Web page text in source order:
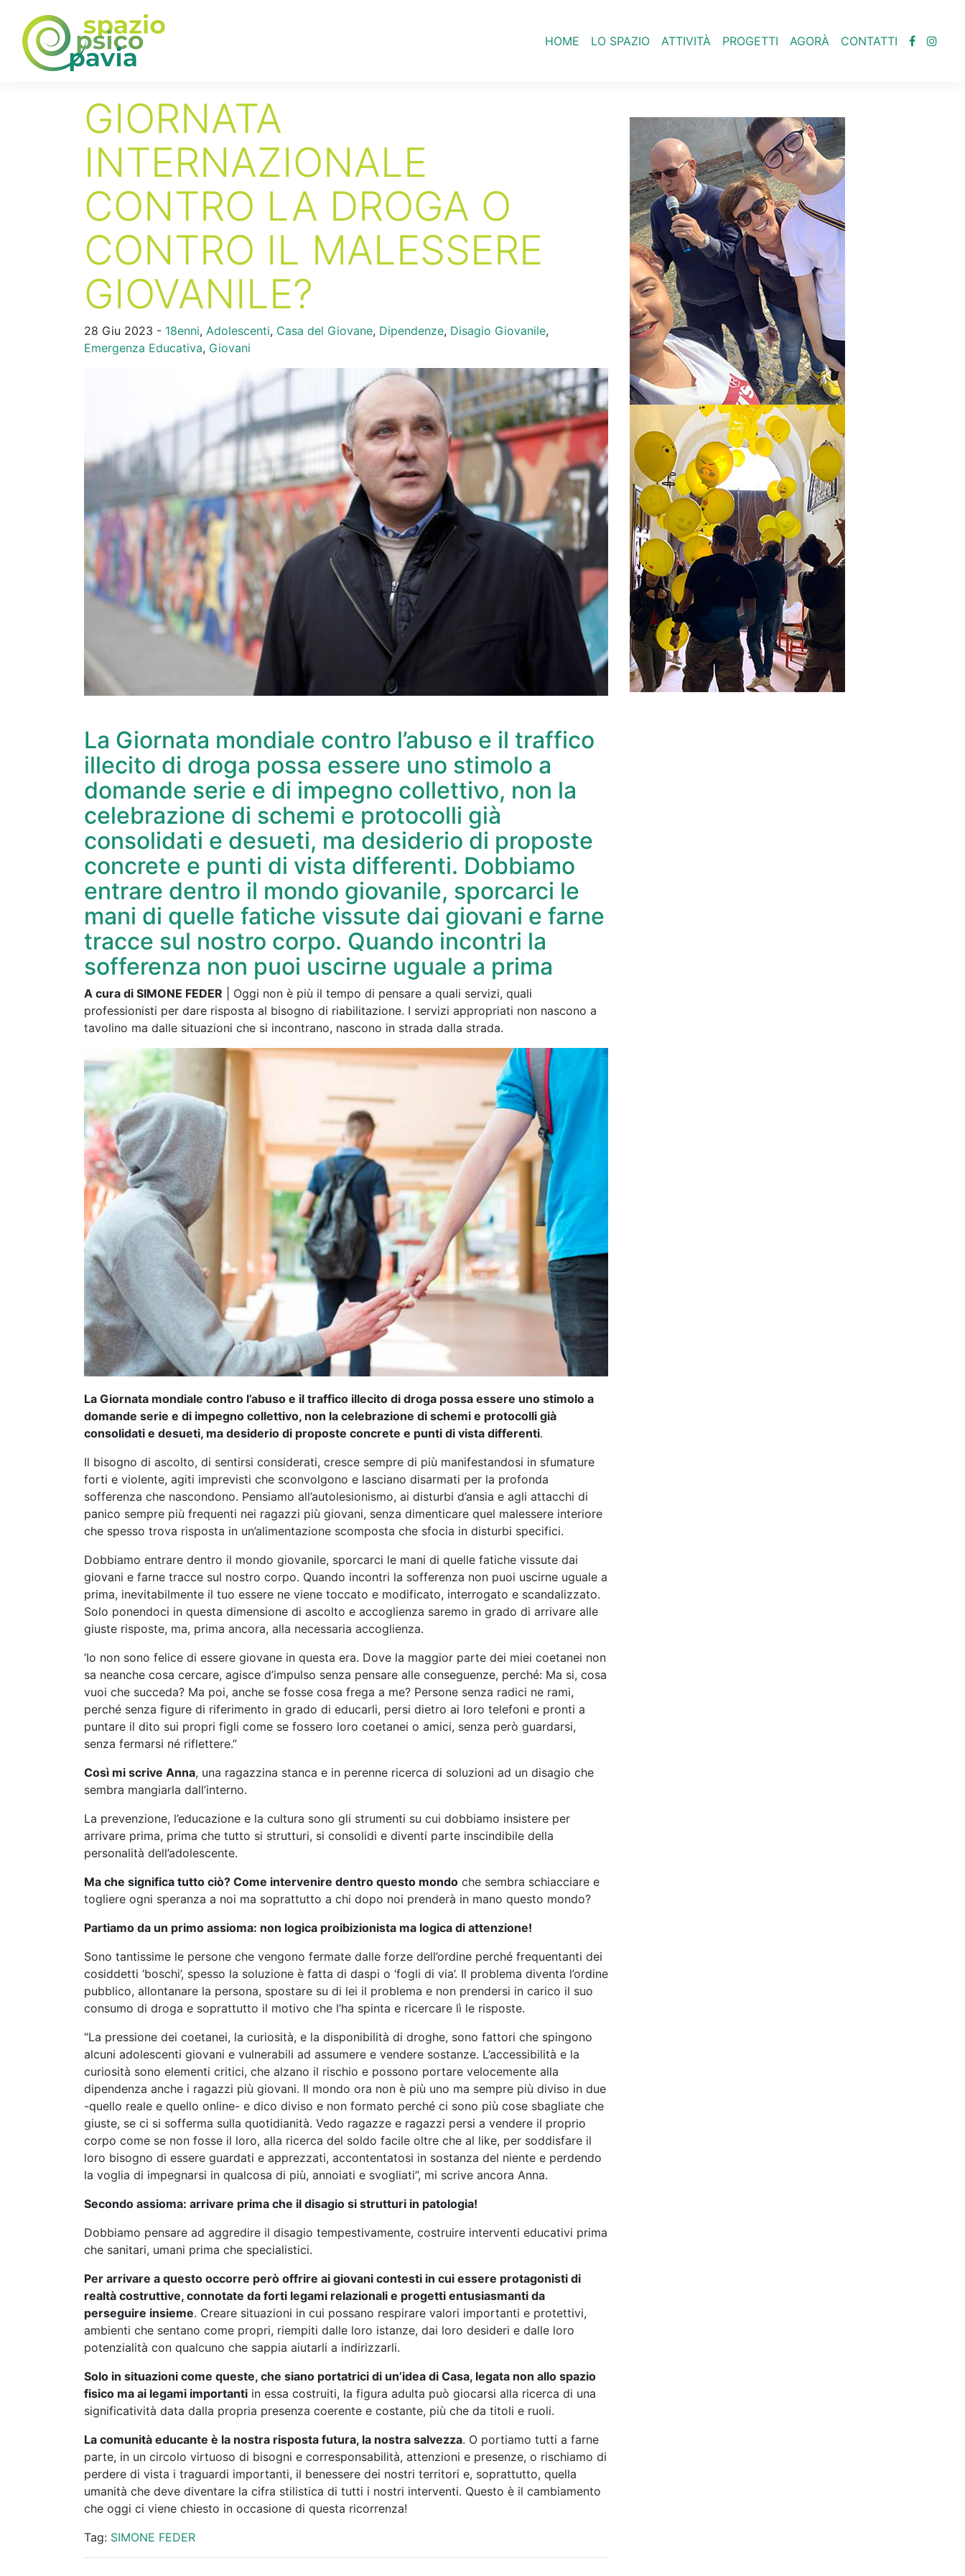
HOME LO SPAZIO ATTIVITÀ PROGETTI AGORÀ CONTATTI
GIORNATA
INTERNAZIONALE
CONTRO LA DROGA O
CONTRO IL MALESSERE
GIOVANILE?
28 Giu 2023 - 18enni, Adolescenti, Casa del Giovane, Dipendenze, Disagio Giovanile,
Emergenza Educativa, Giovani
La Giornata mondiale contro l’abuso e il traffico
illecito di droga possa essere uno stimolo a
domande serie e di impegno collettivo, non la
celebrazione di schemi e protocolli già
consolidati e desueti, ma desiderio di proposte
concrete e punti di vista differenti. Dobbiamo
entrare dentro il mondo giovanile, sporcarci le
mani di quelle fatiche vissute dai giovani e farne
tracce sul nostro corpo. Quando incontri la
sofferenza non puoi uscirne uguale a prima
A cura di SIMONE FEDER | Oggi non è più il tempo di pensare a quali servizi, quali
professionisti per dare risposta al bisogno di riabilitazione. I servizi appropriati non nascono a
tavolino ma dalle situazioni che si incontrano, nascono in strada dalla strada.
La Giornata mondiale contro l’abuso e il traffico illecito di droga possa essere uno stimolo a
domande serie e di impegno collettivo, non la celebrazione di schemi e protocolli già
consolidati e desueti, ma desiderio di proposte concrete e punti di vista differenti.
Il bisogno di ascolto, di sentirsi considerati, cresce sempre di più manifestandosi in sfumature
forti e violente, agiti imprevisti che sconvolgono e lasciano disarmati per la profonda
sofferenza che nascondono. Pensiamo all’autolesionismo, ai disturbi d’ansia e agli attacchi di
panico sempre più frequenti nei ragazzi più giovani, senza dimenticare quel malessere interiore
che spesso trova risposta in un’alimentazione scomposta che sfocia in disturbi specifici.
Dobbiamo entrare dentro il mondo giovanile, sporcarci le mani di quelle fatiche vissute dai
giovani e farne tracce sul nostro corpo. Quando incontri la sofferenza non puoi uscirne uguale a
prima, inevitabilmente il tuo essere ne viene toccato e modificato, interrogato e scandalizzato.
Solo ponendoci in questa dimensione di ascolto e accoglienza saremo in grado di arrivare alle
giuste risposte, ma, prima ancora, alla necessaria accoglienza.
‘Io non sono felice di essere giovane in questa era. Dove la maggior parte dei miei coetanei non
sa neanche cosa cercare, agisce d’impulso senza pensare alle conseguenze, perché: Ma si, cosa
vuoi che succeda? Ma poi, anche se fosse cosa frega a me? Persone senza radici ne rami,
perché senza figure di riferimento in grado di educarli, persi dietro ai loro telefoni e pronti a
puntare il dito sui propri figli come se fossero loro coetanei o amici, senza però guardarsi,
senza fermarsi né riflettere.”
Così mi scrive Anna, una ragazzina stanca e in perenne ricerca di soluzioni ad un disagio che
sembra mangiarla dall’interno.
La prevenzione, l’educazione e la cultura sono gli strumenti su cui dobbiamo insistere per
arrivare prima, prima che tutto si strutturi, si consolidi e diventi parte inscindibile della
personalità dell’adolescente.
Ma che significa tutto ciò? Come intervenire dentro questo mondo che sembra schiacciare e
togliere ogni speranza a noi ma soprattutto a chi dopo noi prenderà in mano questo mondo?
Partiamo da un primo assioma: non logica proibizionista ma logica di attenzione!
Sono tantissime le persone che vengono fermate dalle forze dell’ordine perché frequentanti dei
cosiddetti ‘boschi’, spesso la soluzione è fatta di daspi o ‘fogli di via’. Il problema diventa l’ordine
pubblico, allontanare la persona, spostare su di lei il problema e non prendersi in carico il suo
consumo di droga e soprattutto il motivo che l’ha spinta e ricercare lì le risposte.
“La pressione dei coetanei, la curiosità, e la disponibilità di droghe, sono fattori che spingono
alcuni adolescenti giovani e vulnerabili ad assumere e vendere sostanze. L’accessibilità e la
curiosità sono elementi critici, che alzano il rischio e possono portare velocemente alla
dipendenza anche i ragazzi più giovani. Il mondo ora non è più uno ma sempre più diviso in due
-quello reale e quello online- e dico diviso e non formato perché ci sono più cose sbagliate che
giuste, se ci si sofferma sulla quotidianità. Vedo ragazze e ragazzi persi a vendere il proprio
corpo come se non fosse il loro, alla ricerca del soldo facile oltre che al like, per soddisfare il
loro bisogno di essere guardati e apprezzati, accontentatosi in sostanza del niente e perdendo
la voglia di impegnarsi in qualcosa di più, annoiati e svogliati”, mi scrive ancora Anna.
Secondo assioma: arrivare prima che il disagio si strutturi in patologia!
Dobbiamo pensare ad aggredire il disagio tempestivamente, costruire interventi educativi prima
che sanitari, umani prima che specialistici.
Per arrivare a questo occorre però offrire ai giovani contesti in cui essere protagonisti di
realtà costruttive, connotate da forti legami relazionali e progetti entusiasmanti da
perseguire insieme. Creare situazioni in cui possano respirare valori importanti e protettivi,
ambienti che sentano come propri, riempiti dalle loro istanze, dai loro desideri e dalle loro
potenzialità con qualcuno che sappia aiutarli a indirizzarli.
Solo in situazioni come queste, che siano portatrici di un’idea di Casa, legata non allo spazio
fisico ma ai legami importanti in essa costruiti, la figura adulta può giocarsi alla ricerca di una
significatività data dalla propria presenza coerente e costante, più che da titoli e ruoli.
La comunità educante è la nostra risposta futura, la nostra salvezza. O portiamo tutti a farne
parte, in un circolo virtuoso di bisogni e corresponsabilità, attenzioni e presenze, o rischiamo di
perdere di vista i traguardi importanti, il benessere dei nostri territori e, soprattutto, quella
umanità che deve diventare la cifra stilistica di tutti i nostri interventi. Questo è il cambiamento
che oggi ci viene chiesto in occasione di questa ricorrenza!
Tag: SIMONE FEDER